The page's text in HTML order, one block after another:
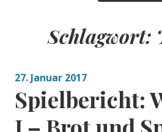
Schlagwort:
27. Januar 2017
Spielbericht: